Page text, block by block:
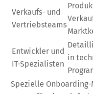
Verkaufs- und
Vertriebsteams
Entwickler und
IT-Spezialisten
in
Spezielle